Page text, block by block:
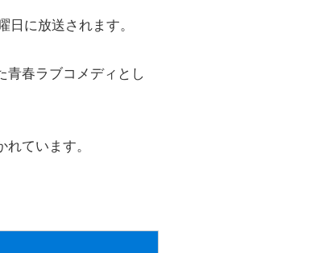
日に放送されます。
青春ラブコメディとし
ています。